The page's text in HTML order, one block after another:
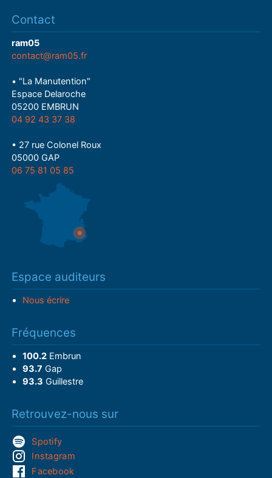
Contact
ram05
contact@ram05.fr
• "La Manutention"
Espace Delaroche
05200 EMBRUN
04 92 43 37 38
• 27 rue Colonel Roux
05000 GAP
06 75 81 05 85
Espace auditeurs
Nous écrire
Fréquences
100.2Embrun
93.7 Gap
93.3 Guillestre
Retrouvez-nous sur
Spotify
Instagram
Facebook